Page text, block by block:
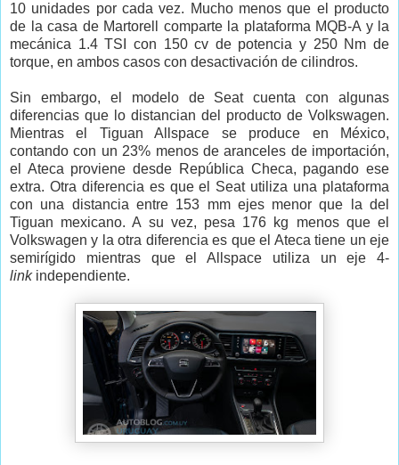
10 unidades por cada vez. Mucho menos que el producto
de la casa de Martorell comparte la plataforma MQB-A y la
mecánica 1.4 TSI con 150 cv de potencia y 250 Nm de
torque, en ambos casos con desactivación de cilindros.
Sin embargo, el modelo de Seat cuenta con algunas
diferencias que lo distancian del producto de Volkswagen.
Mientras el Tiguan Allspace se produce en México,
contando con un 23% menos de aranceles de importación,
el Ateca proviene desde República Checa, pagando ese
extra. Otra diferencia es que el Seat utiliza una plataforma
con una distancia entre 153 mm ejes menor que la del
Tiguan mexicano. A su vez, pesa 176 kg menos que el
Volkswagen y la otra diferencia es que el Ateca tiene un eje
semirígido mientras que el Allspace utiliza un eje 4-
linkindependiente.